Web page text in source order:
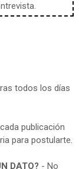
todos los días
publicación
para postularte.
DATO? - No